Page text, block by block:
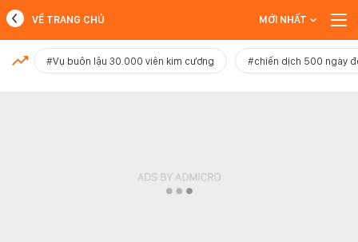
MỚI NHẤT
VỀ TRANG CHỦ MỚI NHẤT
#Vụ buôn lậu 30.000 viên kim cương #chiến dịch 500 ngày